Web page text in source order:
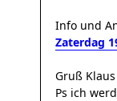
Info und
Zaterdag
Gruß Klaus
Ps ich